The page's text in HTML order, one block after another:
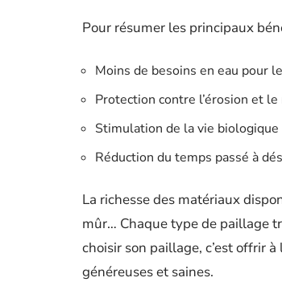
Pour résumer les principaux
Moins de besoins en eau pour
Protection contre l’érosion et
Stimulation de la vie
Réduction du temps passé à
La richesse des matériaux
mûr… Chaque type de paillage
choisir son paillage, c’est offrir
généreuses et saines.